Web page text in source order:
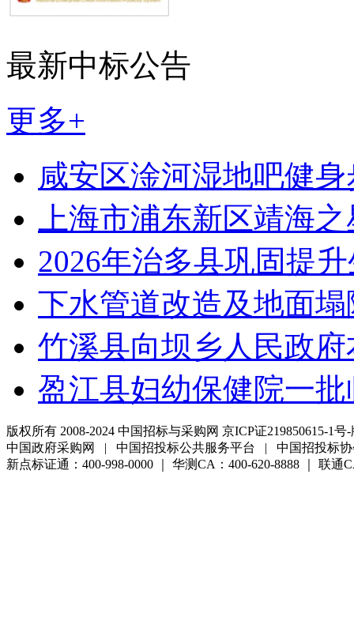
最新中标公告
更多+
咸安区淦河湿地吧健
上海市浦东新区靖海
2026年治多县巩固提
下水管道改造及地面
竹溪县向坝乡人民政
盈江县妇幼保健院一
版权所有 2008-2024 中国招标与采购网 京ICP证219850615-1号
中国政府采购网 | 中国招投标公共服务平台 | 中国招投标
新点标证通：400-998-0000 ｜ 华测CA：400-620-8888 ｜ 联通